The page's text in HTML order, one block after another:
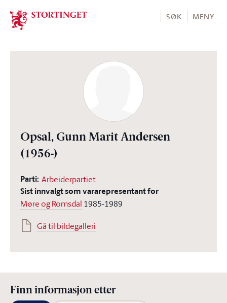
Stortinget.no
SØK MENY
Opsal, Gunn Marit Andersen
(1956-)
Parti: Arbeiderpartiet
Sist innvalgt som vararepresentant for
Møre og Romsdal 1985-1989
Gå til bildegalleri
Finn informasjon etter